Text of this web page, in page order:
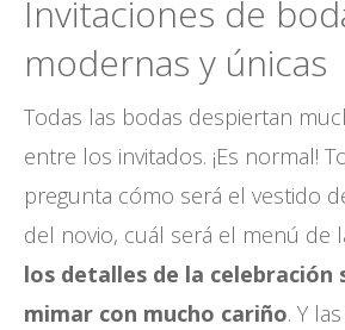
Invitaciones de
modernas y únicas
Todas las bodas despiertan
entre los invitados. ¡Es normal!
pregunta cómo será el vestido
del novio, cuál será el menú de
los detalles de la celebración
mimar con mucho cariño. Y